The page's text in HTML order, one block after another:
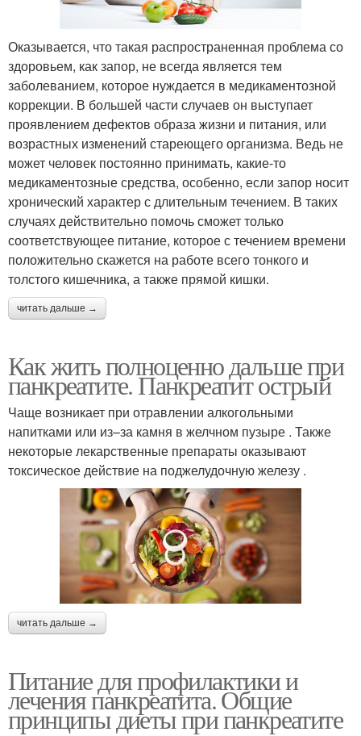
Оказывается, что такая распространенная проблема со
здоровьем, как запор, не всегда является тем
заболеванием, которое нуждается в медикаментозной
коррекции. В большей части случаев он выступает
проявлением дефектов образа жизни и питания, или
возрастных изменений стареющего организма. Ведь не
может человек постоянно принимать, какие-то
медикаментозные средства, особенно, если запор носит
хронический характер с длительным течением. В таких
случаях действительно помочь сможет только
соответствующее питание, которое с течением времени
положительно скажется на работе всего тонкого и
толстого кишечника, а также прямой кишки.
читать дальше →
Как жить полноценно дальше при
панкреатите. Панкреатит острый
Чаще возникает при отравлении алкогольными
напитками или из–за камня в желчном пузыре . Также
некоторые лекарственные препараты оказывают
токсическое действие на поджелудочную железу .
читать дальше →
Питание для профилактики и
лечения панкреатита. Общие
принципы диеты при панкреатите